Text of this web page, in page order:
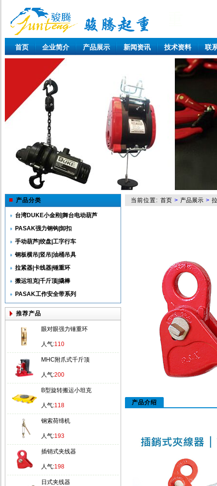
首页 企业简介 产品展示 新闻资讯 技术资料 联
当前位置: 首页 > 产品展示 >
产品介绍
产品分类
台湾DUKE小金刚|舞台电动葫芦
PASAK强力钢钩|卸扣
手动葫芦|绞盘|工字行车
钢板横吊|竖吊|油桶吊具
拉紧器|卡线器|锤重环
搬运坦克|千斤顶|撬棒
PASAK工作安全带系列
推荐产品
眼对眼强力锤重环
人气:110
MHC附爪式千斤顶
人气:200
B型旋转搬运小坦克
人气:118
钢索荷缔机
人气:193
插销式夹线器
人气:198
日式夹线器